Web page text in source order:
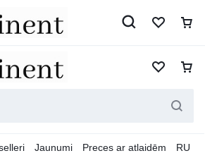
Jaunumi Preces ar atlaidēm RU